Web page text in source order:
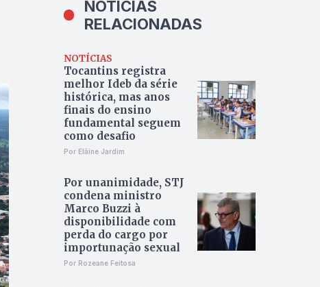
NOTÍCIAS
RELACIONADAS
NOTÍCIAS
Tocantins registra
melhor Ideb da série
histórica, mas anos
finais do ensino
fundamental seguem
como desafio
Por Elâine Jardim
Por unanimidade, STJ
condena ministro
Marco Buzzi à
disponibilidade com
perda do cargo por
importunação sexual
Por Rozeane Feitosa